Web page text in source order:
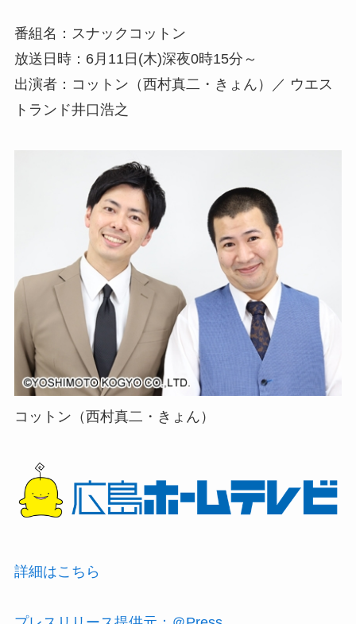
番組名：スナックコットン
放送日時：6月11日(木)深夜0時15分～
出演者：コットン（西村真二・きょん）／ ウエス
トランド井口浩之
コットン（西村真二・きょん）
詳細はこちら